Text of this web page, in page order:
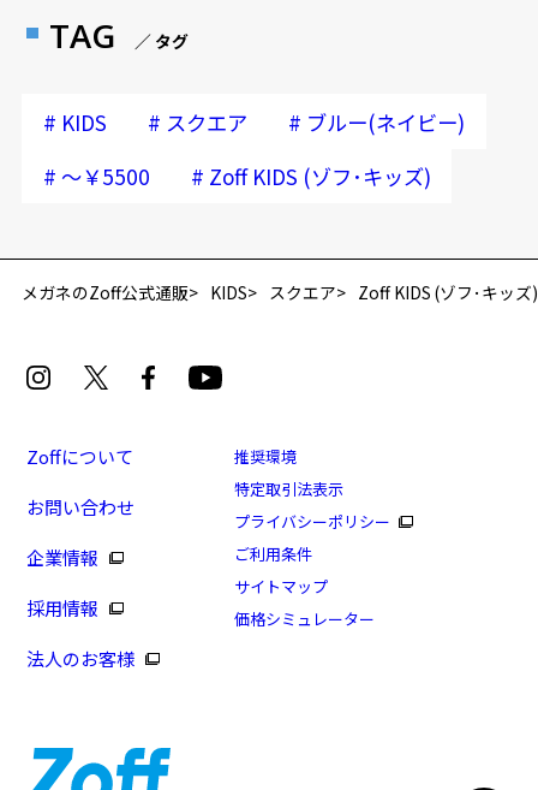
[アウトレット価格]Zoff KIDS(ゾフ･キッズ)
商品番号：ZY202004-72F1/フレームカラー：ブルー(ネ
イビー)/単価：￥4,400
※商品が再入荷された際にメールでお知らせします。
TAG ／ タグ
# KIDS # スクエア # ブルー(ネイビー)
# ～￥5500 # Zoff KIDS (ゾフ･キッズ)
メガネのZoff公式通販 KIDS スクエア Zoff KIDS (ゾフ･キッズ)
Zoffについて
お問い合わせ
企業情報
採用情報
法人のお客様
推奨環境
特定取引法表示
プライバシーポリシー
ご利用条件
サイトマップ
価格シミュレーター